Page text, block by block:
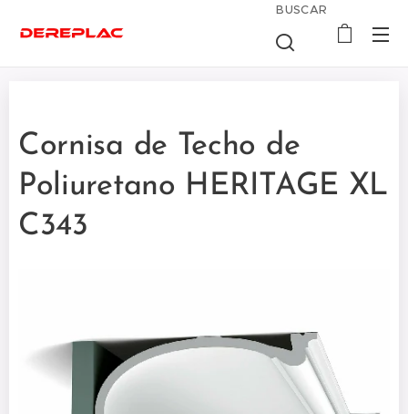
BUSCAR
Cornisa de Techo de
Poliuretano HERITAGE XL
C343